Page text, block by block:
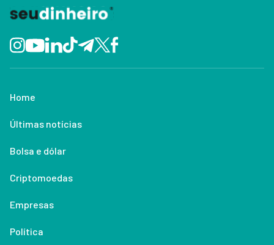
Home
Últimas notícias
Bolsa e dólar
Criptomoedas
Empresas
Política